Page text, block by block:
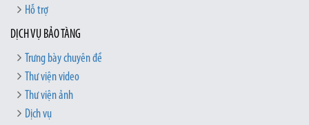
Hỗ trợ
DỊCH VỤ BẢO TÀNG
Trưng bày chuyên đề
Thư viện video
Thư viện ảnh
Dịch vụ